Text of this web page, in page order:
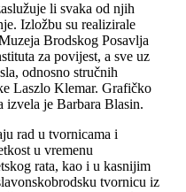
li svaka od njih
Izložbu su realizirale
Brodskog Posavlja
za povijest, a sve uz
odnosno stručnih
Laszlo Klemar. Grafičko
izvela je Barbara Blasin.
rad u tvornicama i
u vremenu
rata, kao i u kasnijim
tvornicu iz